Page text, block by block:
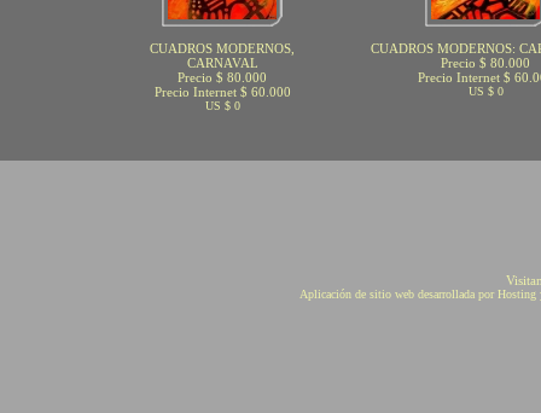
CUADROS MODERNOS,
CARNAVAL
Precio $ 80.000
Precio Internet $ 60.000
US $ 0
CUADROS MODERNOS:
Precio $ 80.000
Precio Internet $
US $ 0
Aplicación de sitio web desarrollada por